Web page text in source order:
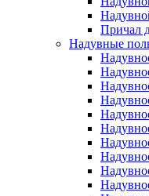
Причал
Надувные